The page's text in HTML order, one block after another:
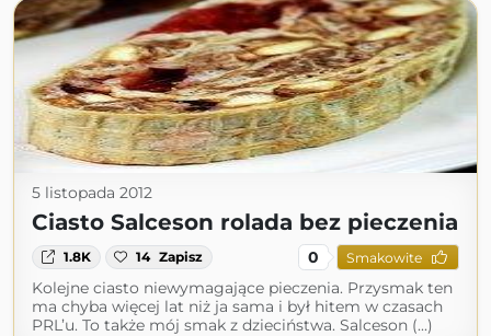
5 listopada 2012
Ciasto Salceson rolada bez pieczenia
1.8K 14 Zapisz 0 Smakowite
Kolejne ciasto niewymagające pieczenia. Przysmak ten
ma chyba więcej lat niż ja sama i był hitem w czasach
PRL’u. To także mój smak z dzieciństwa. Salceson (...)